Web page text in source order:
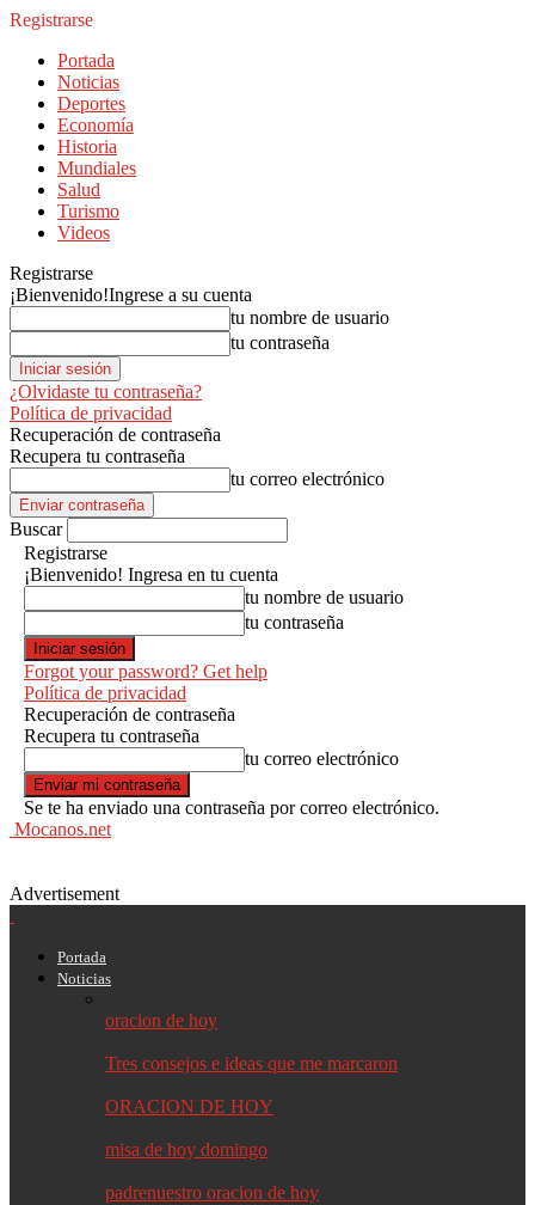
Registrarse
Portada
Noticias
Deportes
Economía
Historia
Mundiales
Salud
Turismo
Videos
Registrarse
¡Bienvenido!Ingrese a su cuenta
tu nombre de usuario
tu contraseña
¿Olvidaste tu contraseña?
Política de privacidad
Recuperación de contraseña
Recupera tu contraseña
tu correo electrónico
Buscar
Registrarse
¡Bienvenido! Ingresa en tu cuenta
tu nombre de usuario
tu contraseña
Forgot your password? Get help
Política de privacidad
Recuperación de contraseña
Recupera tu contraseña
tu correo electrónico
Se te ha enviado una contraseña por correo electrónico.
Mocanos.net
Advertisement
Portada
Noticias
oracion de hoy
Tres consejos e ideas que me marcaron
ORACION DE HOY
misa de hoy domingo
padrenuestro oracion de hoy